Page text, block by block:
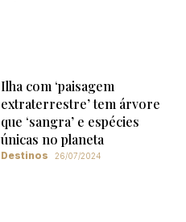
Ilha com ‘paisagem
extraterrestre’ tem árvore
que ‘sangra’ e espécies
únicas no planeta
Destinos 26/07/2024